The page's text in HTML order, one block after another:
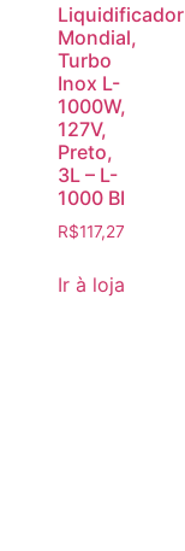
Liquidificador
Mondial,
Turbo
Inox L-
1000W,
127V,
Preto,
3L – L-
1000 BI
R$117,27
Ir à loja